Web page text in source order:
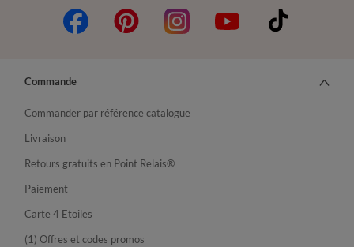
Commande
Commander par référence catalogue
Livraison
Retours gratuits en Point Relais®
Paiement
Carte 4 Etoiles
(1) Offres et codes promos